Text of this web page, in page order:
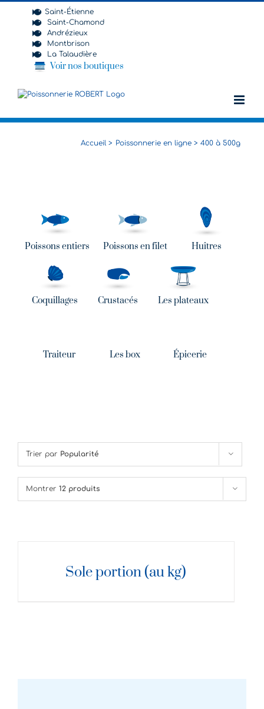
Saint-Étienne
Saint-Chamond
Andrézieux
Montbrison
La Talaudière
Voir nos boutiques
Accueil Poissonnerie en ligne 400 à 500g
Poissons entiers Poissons en filet Huîtres
Coquillages Crustacés Les plateaux
Traiteur Les box Épicerie
Trier par Popularité
Montrer 12 produits
Sole portion (au kg)